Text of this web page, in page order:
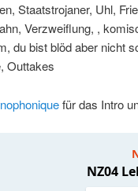
Staatstrojaner, Uhl,
Verzweiflung, ,
du bist blöd aber nicht
Outtakes
für das Intro